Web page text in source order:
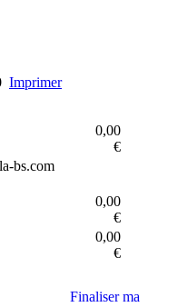
Imprimer
0,00
€
bs.com
0,00
€
0,00
€
Finaliser ma